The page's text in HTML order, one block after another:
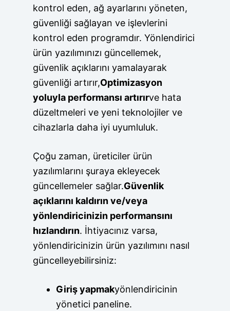
kontrol eden, ağ ayarlarını yöneten,
güvenliği sağlayan ve işlevlerini
kontrol eden programdır. Yönlendirici
ürün yazılımınızı güncellemek,
güvenlik açıklarını yamalayarak
güvenliği artırır,Optimizasyon
yoluyla performansı artırırve hata
düzeltmeleri ve yeni teknolojiler ve
cihazlarla daha iyi uyumluluk.
Çoğu zaman, üreticiler ürün
yazılımlarını şuraya ekleyecek
güncellemeler sağlar.Güvenlik
açıklarını kaldırın ve/veya
yönlendiricinizin performansını
hızlandırın. İhtiyacınız varsa,
yönlendiricinizin ürün yazılımını nasıl
güncelleyebilirsiniz:
Giriş yapmakyönlendiricinin
yönetici paneline.